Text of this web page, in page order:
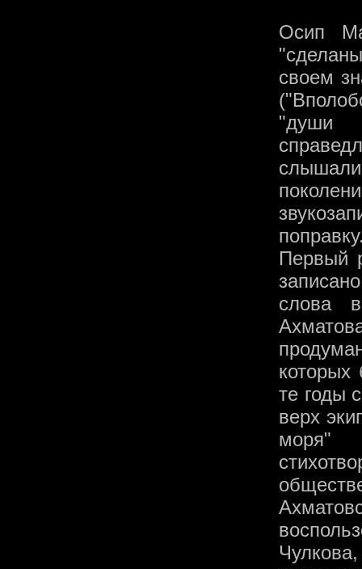
Осип
своем
"души
Первый
слова
которых
те годы
верх
моря"